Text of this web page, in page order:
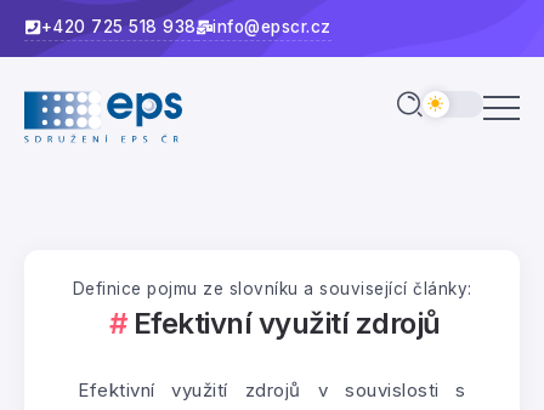
+420 725 518 938 info@epscr.cz
Definice pojmu ze slovníku a související články:
Efektivní využití zdrojů
Efektivní využití zdrojů v souvislosti s